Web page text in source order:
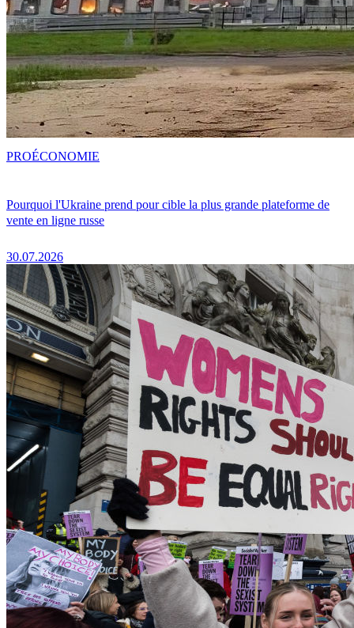
Pourquoi l'Ukraine prend pour cible la plus grande plateforme de
vente en ligne russe
30.07.2026
PROÉCONOMIE